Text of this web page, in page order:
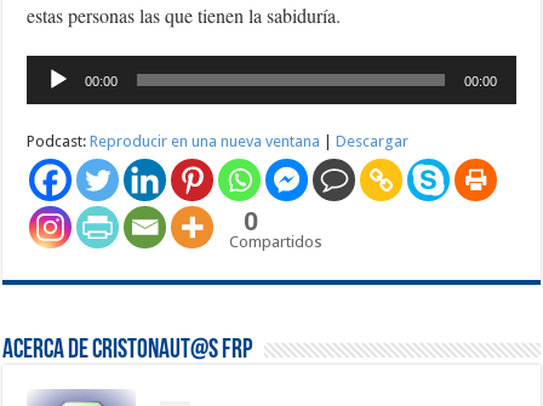
estas personas las que tienen la sabiduría.
Reproductor
00:00 00:00
Podcast:Reproducir en una nueva ventana |Descargar
0
Compartidos
Acerca de Cristonaut@s FRP